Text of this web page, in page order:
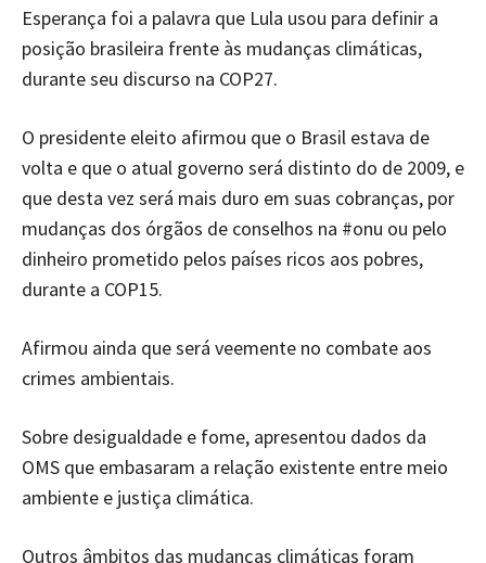
Esperança foi a palavra que Lula usou para definir a
posição brasileira frente às mudanças climáticas,
durante seu discurso na COP27.
O presidente eleito afirmou que o Brasil estava de
volta e que o atual governo será distinto do de 2009, e
que desta vez será mais duro em suas cobranças, por
mudanças dos órgãos de conselhos na #onu ou pelo
dinheiro prometido pelos países ricos aos pobres,
durante a COP15.
Afirmou ainda que será veemente no combate aos
crimes ambientais.
Sobre desigualdade e fome, apresentou dados da
OMS que embasaram a relação existente entre meio
ambiente e justiça climática.
Outros âmbitos das mudanças climáticas foram